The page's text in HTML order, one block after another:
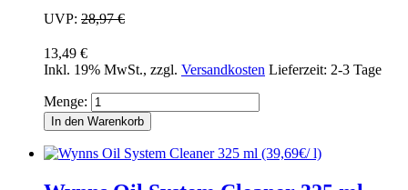
UVP: 28,97 €
13,49 €
Inkl. 19% MwSt., zzgl. Versandkosten Lieferzeit: 2-3 Tage
Menge:
In den Warenkorb